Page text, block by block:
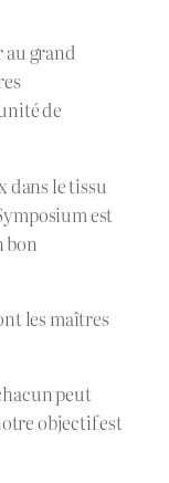
au grand
de
dans le tissu
est
bon
les maîtres
peut
objectif est